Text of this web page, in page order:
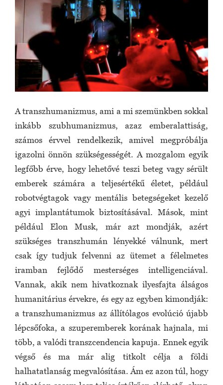
A transzhumanizmus, ami a mi szemünkben sokkal
inkább szubhumanizmus, azaz emberalattiság,
számos érvvel rendelkezik, amivel megpróbálja
igazolni önnön szükségességét. A mozgalom egyik
legfőbb érve, hogy lehetővé teszi beteg vagy sérült
emberek számára a teljesértékű életet, például
robotvégtagok vagy mentális betegségeket kezelő
agyi implantátumok biztosításával. Mások, mint
például Elon Musk, már azt mondják, azért
szükséges transzhumán lényekké válnunk, mert
csak így tudjuk felvenni az ütemet a félelmetes
iramban fejlődő mesterséges intelligenciával.
Vannak, akik nem hivatkoznak ilyesfajta álságos
humanitárius érvekre, és egy az egyben kimondják:
a transzhumanizmus az állítólagos evolúció újabb
lépcsőfoka, a szuperemberek korának hajnala, mi
több, a valódi transzcendencia kapuja. Ennek egyik
végső és ma már alig titkolt célja a földi
halhatatlanság megvalósítása. Ám ez azon túl, hogy